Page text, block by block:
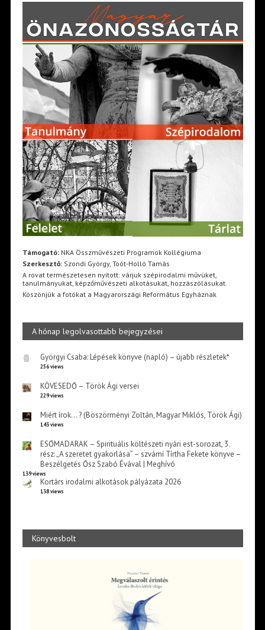
Támogató:NKA Összművészeti Programok Kollégiuma
Szerkesztő:Szondi György, Toót-Holló Tamás
A rovat természetesen nyitott: várjuk szépirodalmi művüket,
tanulmányukat, képzőművészeti alkotásukat, hozzászólásukat.
Köszönjük a fotókat a Magyarországi Református Egyháznak
A hónap legolvasottabb bejegyzései
Györgyi Csaba: Lépések könyve (napló) – újabb részletek*
256 views
KÖVESEDŐ – Török Ági versei
229 views
Miért írok… ? (Böszörményi Zoltán, Magyar Miklós, Török Ági)
143 views
ESŐMADARAK – Spirituális költészeti nyári est-sorozat, 3.
rész: „A szeretet gyakorlása” – szvámí Tírtha Fekete könyve –
Beszélgetés Ősz Szabó Évával | Meghívó
139 views
Kortárs irodalmi alkotások pályázata 2026
138 views
Könyvesbolt